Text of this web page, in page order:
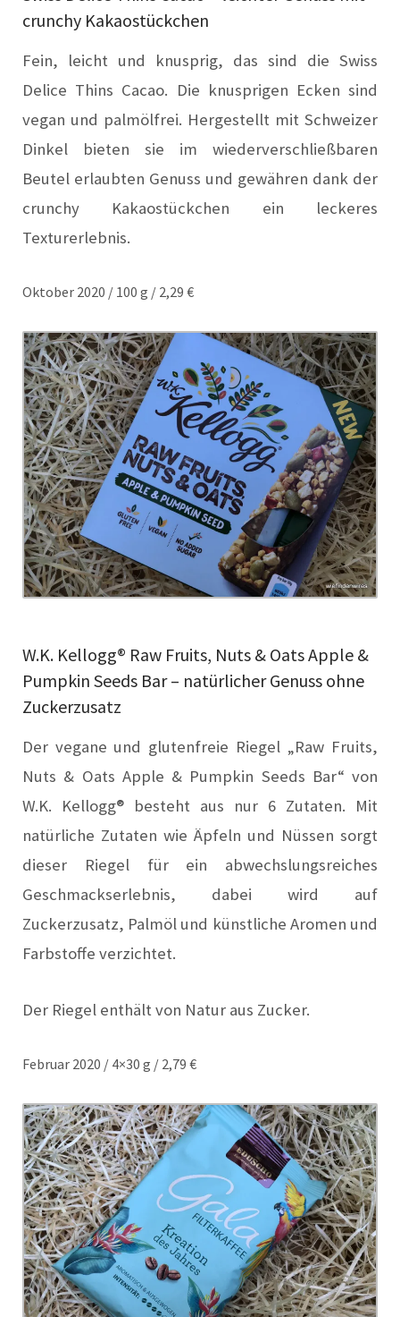
crunchy Kakaostückchen
Fein, leicht und knusprig, das sind die Swiss
Delice Thins Cacao. Die knusprigen Ecken sind
vegan und palmölfrei. Hergestellt mit Schweizer
Dinkel bieten sie im wiederverschließbaren
Beutel erlaubten Genuss und gewähren dank der
crunchy Kakaostückchen ein leckeres
Texturerlebnis.
Oktober 2020 / 100 g / 2,29 €
W.K. Kellogg® Raw Fruits, Nuts & Oats Apple &
Pumpkin Seeds Bar – natürlicher Genuss ohne
Zuckerzusatz
Der vegane und glutenfreie Riegel „Raw Fruits,
Nuts & Oats Apple & Pumpkin Seeds Bar“ von
W.K. Kellogg® besteht aus nur 6 Zutaten. Mit
natürliche Zutaten wie Äpfeln und Nüssen sorgt
dieser Riegel für ein abwechslungsreiches
Geschmackserlebnis, dabei wird auf
Zuckerzusatz, Palmöl und künstliche Aromen und
Farbstoffe verzichtet.
Der Riegel enthält von Natur aus Zucker.
Februar 2020 / 4×30 g / 2,79 €